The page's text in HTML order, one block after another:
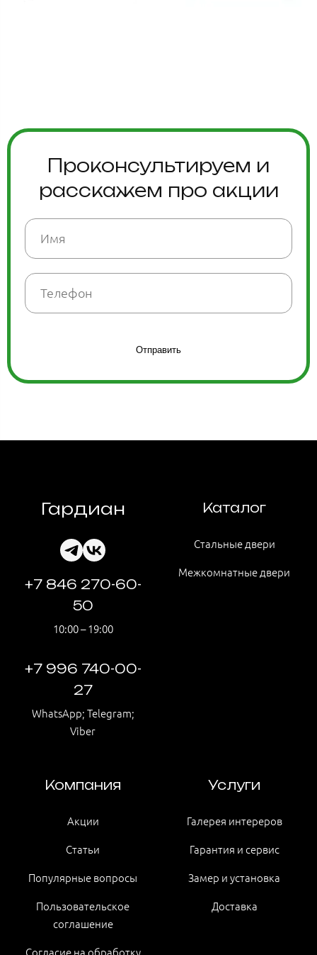
Проконсультируем и
расскажем про акции
Отправить
Гардиан
+7 846 270-60-
50
10:00 – 19:00
+7 996 740-00-
27
WhatsApp; Telegram;
Viber
Каталог
Стальные двери
Межкомнатные двери
Компания
Акции
Статьи
Популярные вопросы
Пользовательское
соглашение
Услуги
Галерея интереров
Гарантия и сервис
Замер и установка
Доставка